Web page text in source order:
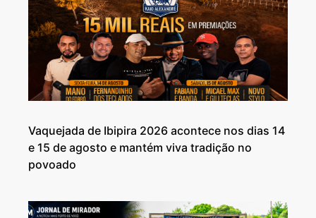
Vaquejada de Ibipira 2026 acontece nos dias 14
e 15 de agosto e mantém viva tradição no
povoado